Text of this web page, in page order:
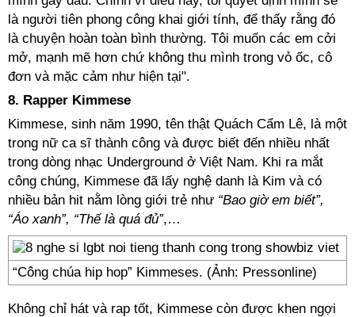
là người tiên phong công khai giới tính, để thấy rằng đó
là chuyện hoàn toàn bình thường. Tôi muốn các em cởi
mở, mạnh mẽ hơn chứ không thu mình trong vỏ ốc, cô
đơn và mặc cảm như hiện tại".
8. Rapper Kimmese
Kimmese, sinh năm 1990, tên thật Quách Cẩm Lê, là một
trong nữ ca sĩ thành công và được biết đến nhiều nhất
trong dòng nhạc Underground ở Việt Nam. Khi ra mắt
công chúng, Kimmese đã lấy nghệ danh là Kim và có
nhiều bản hit nằm lòng giới trẻ như “Bao giờ em biết”,
“Áo xanh”, “Thế là quá đủ”,…
“Công chúa hip hop” Kimmeses. (Ảnh: Pressonline)
Không chỉ hát và rap tốt, Kimmese còn được khen ngợi